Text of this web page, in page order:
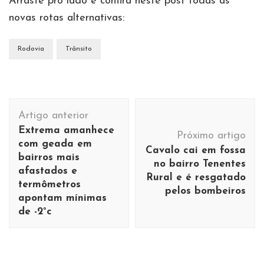
novas rotas alternativas:
Rodovia Trânsito
Navegação
de
post
Artigo anterior
Extrema amanhece
com geada em
bairros mais
afastados e
termômetros
apontam mínimas
de -2°c
Próximo artigo
Cavalo cai em fossa
no bairro Tenentes
Rural e é resgatado
pelos bombeiros